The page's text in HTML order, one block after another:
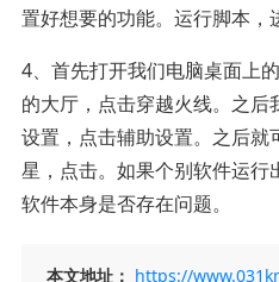
置好想要的功能。运行脚本，
4、首先打开我们电脑桌面上
的大厅，点击穿越火线。之
设置，点击辅助设置。之后
星，点击。如果个别软件运
软件本身是否存在问题。
本文地址： https://